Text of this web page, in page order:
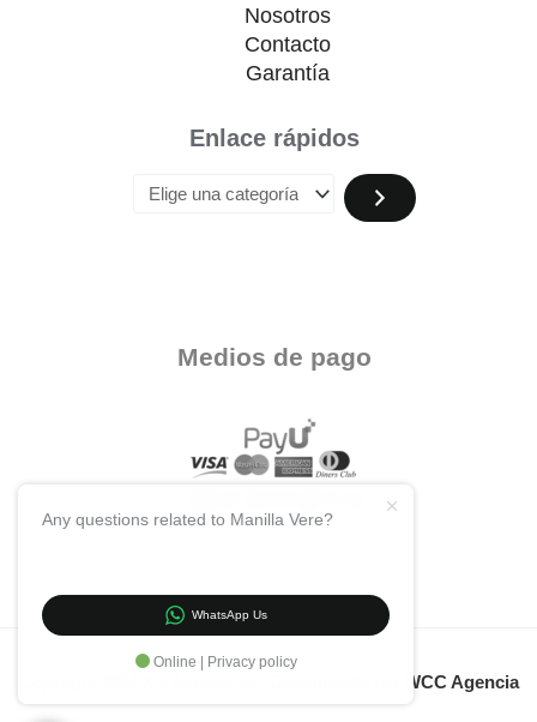
Nosotros
Contacto
Garantía
Enlace rápidos
Medios de pago
WCC Agencia
Any questions related to Manilla Vere?
WhatsApp Us
Online | Privacy policy